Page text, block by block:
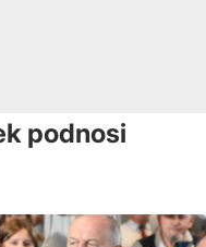
podnosi